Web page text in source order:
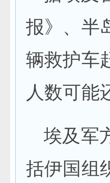
报》、半
辆救护车
人数可能
埃及军
括伊国组